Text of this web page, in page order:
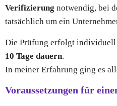
Verifizierung notwendig, bei
tatsächlich um ein
Die Prüfung erfolgt
10 Tage dauern.
In meiner Erfahrung ging es
Voraussetzungen für